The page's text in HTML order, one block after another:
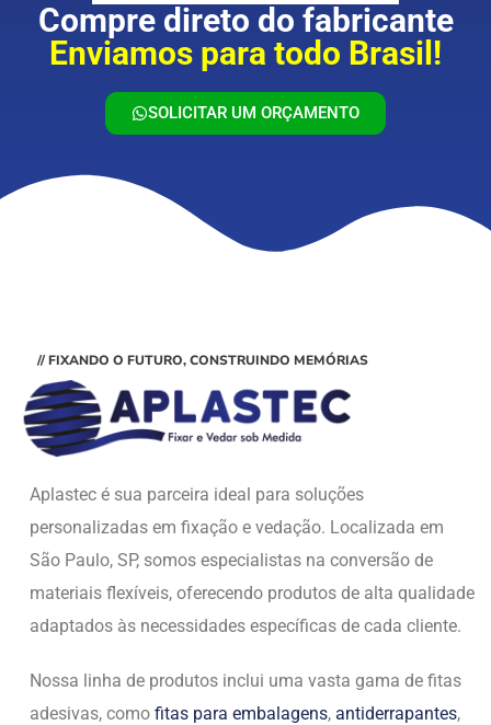
Compre direto do fabricante
Enviamos para todo Brasil!
SOLICITAR UM ORÇAMENTO
// FIXANDO O FUTURO, CONSTRUINDO MEMÓRIAS
Aplastec é sua parceira ideal para soluções
personalizadas em fixação e vedação. Localizada em
São Paulo, SP, somos especialistas na conversão de
materiais flexíveis, oferecendo produtos de alta qualidade
adaptados às necessidades específicas de cada cliente.
Nossa linha de produtos inclui uma vasta gama de fitas
adesivas, como fitas para embalagens, antiderrapantes,